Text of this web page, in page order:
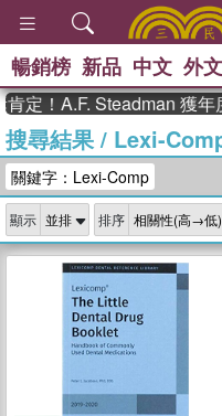
暢銷榜 新品 中文 外文
！A.F. Steadman 獲年度
搜尋結果/ Lexi-
關鍵字：Lexi-Comp
顯示 排序